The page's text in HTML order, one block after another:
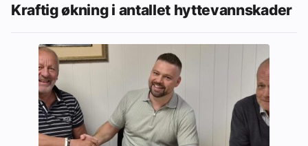
Kraftig økning i antallet hyttevannskader